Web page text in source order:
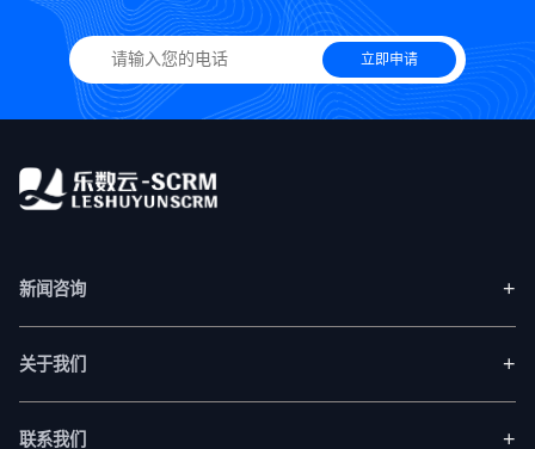
立即申请
新闻咨询 +
关于我们 +
联系我们 +